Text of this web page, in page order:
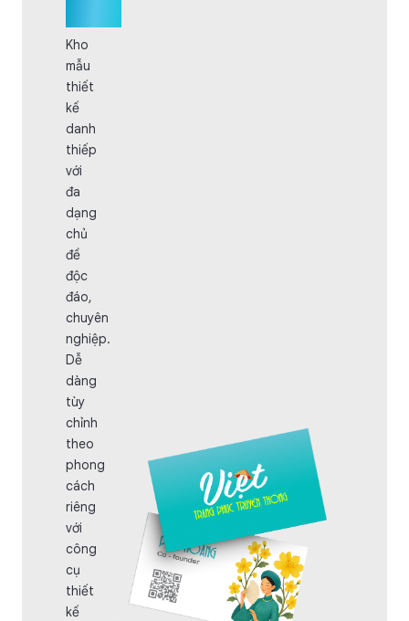
Kho
mẫu
thiết
kế
danh
thiếp
với
đa
dạng
chủ
đề
độc
đáo,
chuyên
nghiệp.
Dễ
dàng
tùy
chỉnh
theo
phong
cách
riêng
với
công
cụ
thiết
kế